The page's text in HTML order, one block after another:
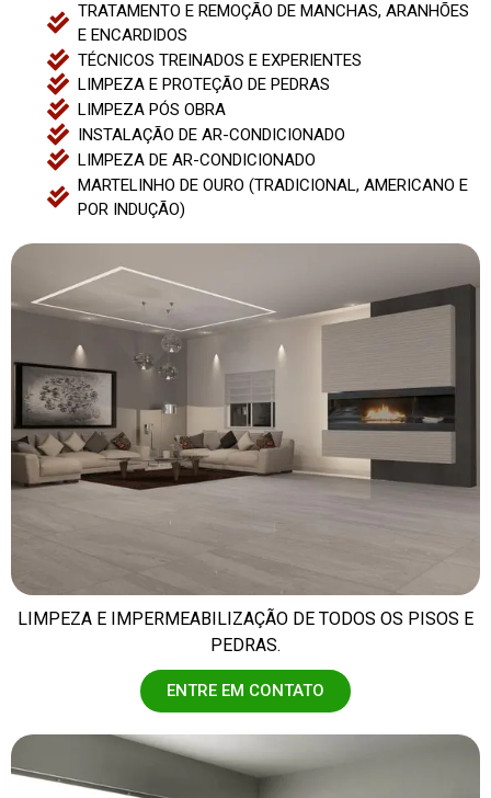
TRATAMENTO E REMOÇÃO DE MANCHAS, ARANHÕES
E ENCARDIDOS
TÉCNICOS TREINADOS E EXPERIENTES
LIMPEZA E PROTEÇÃO DE PEDRAS
LIMPEZA PÓS OBRA
INSTALAÇÃO DE AR-CONDICIONADO
LIMPEZA DE AR-CONDICIONADO
MARTELINHO DE OURO (TRADICIONAL, AMERICANO E
POR INDUÇÃO)
LIMPEZA E IMPERMEABILIZAÇÃO DE TODOS OS PISOS E
PEDRAS.
ENTRE EM CONTATO